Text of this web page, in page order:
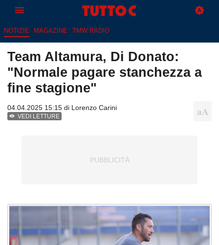
NOTIZIE MAGAZINE TMW RADIO
Team Altamura, Di Donato:
"Normale pagare stanchezza a
fine stagione"
04.04.2025 15:15 di Lorenzo Carini
VEDI LETTURE